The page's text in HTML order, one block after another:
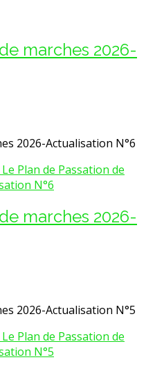
marches 2026-
2026-Actualisation N°6
Plan de Passation de
N°6
marches 2026-
2026-Actualisation N°5
Plan de Passation de
N°5